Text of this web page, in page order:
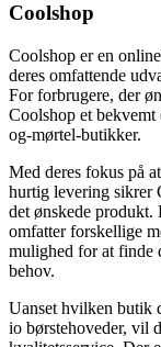
Coolshop
Coolshop er en
deres omfattende
For forbrugere, der
Coolshop et
og-mørtel-butikker.
Med deres fokus på
hurtig levering sikrer
det ønskede produkt.
omfatter forskellige
mulighed for at finde
behov.
Uanset hvilken butik
io børstehoveder, vil